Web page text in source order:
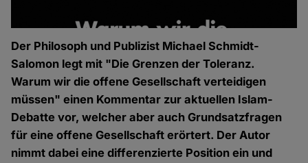
Der Philosoph und Publizist Michael Schmidt-
Salomon legt mit "Die Grenzen der Toleranz.
Warum wir die offene Gesellschaft verteidigen
müssen" einen Kommentar zur aktuellen Islam-
Debatte vor, welcher aber auch Grundsatzfragen
für eine offene Gesellschaft erörtert. Der Autor
nimmt dabei eine differenzierte Position ein und